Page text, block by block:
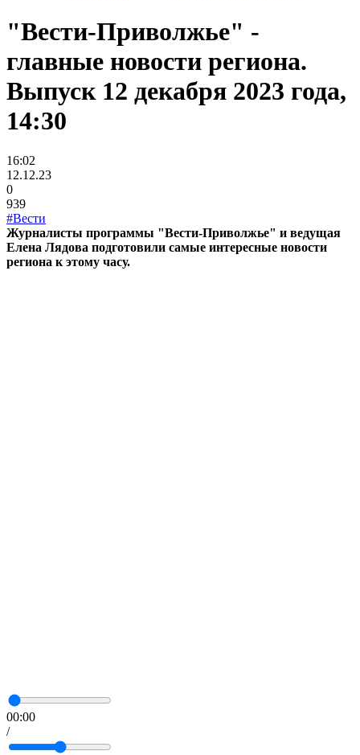
"Вести-Приволжье" -
главные новости региона.
Выпуск 12 декабря 2023 года,
14:30
16:02
12.12.23
0
939
#Вести
Журналисты программы "Вести-Приволжье" и ведущая
Елена Лядова подготовили самые интересные новости
региона к этому часу.
00:00
/